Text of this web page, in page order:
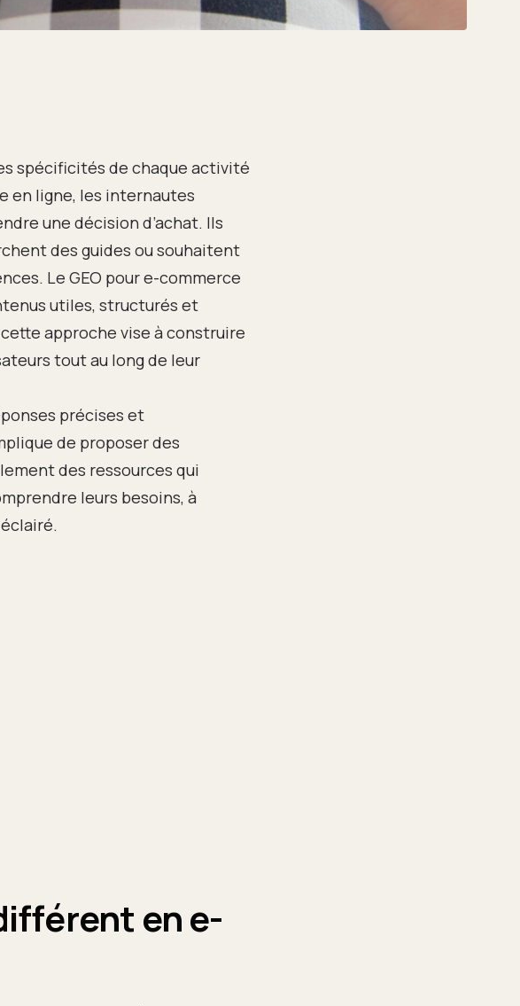
spécificités de chaque activité
en ligne, les internautes
une décision d’achat. Ils
des guides ou souhaitent
Le GEO pour e-commerce
utiles, structurés et
approche vise à construire
tout au long de leur
précises et
de proposer des
des ressources qui
leurs besoins, à
en e-